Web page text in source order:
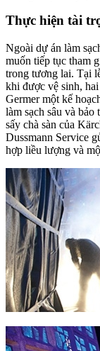
Thực hiện tài
Ngoài dự án làm
muốn tiếp tục tham
trong tương lai. Tại
khi được vệ sinh,
Germer một kế
làm sạch sâu và
sấy chà sàn của
Dussmann Service
hợp liều lượng và